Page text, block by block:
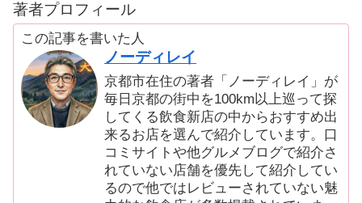
著者プロフィール
この記事を書いた人
ノーディレイ
京都市在住の著者「ノーディレイ」が
毎日京都の街中を100km以上巡って探
してくる飲食新店の中からおすすめ出
来るお店を選んで紹介しています。口
コミサイトや他グルメブログで紹介さ
れていない店舗を優先して紹介してい
るので他ではレビューされていない魅